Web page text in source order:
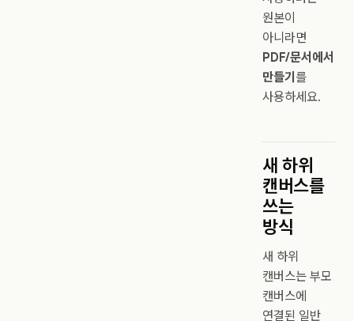
원본이
아니라면
PDF/문서에서
만들기 를
사용하세요.
새 하위
캔버스를
쓰는
방식
새 하위
캔버스는 부모
캔버스에
연결된 일반